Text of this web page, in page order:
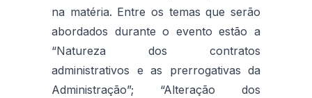
na matéria. Entre os temas que serão
abordados durante o evento estão a
“Natureza dos contratos
administrativos e as prerrogativas da
Administração”; “Alteração dos